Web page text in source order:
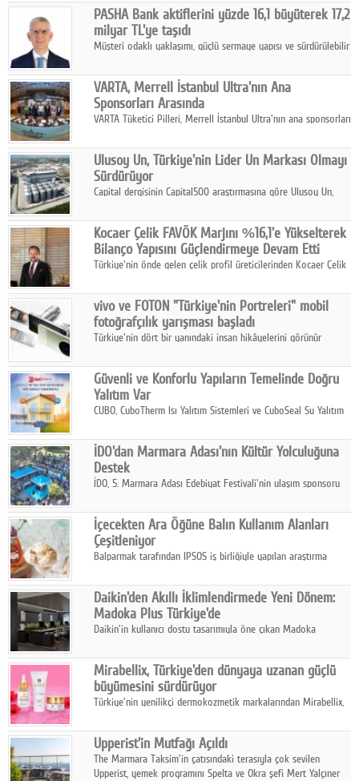
PASHA Bank aktiflerini yüzde 16,1 büyüterek 17,2
milyar TL'ye taşıdı
Müşteri odaklı yaklaşımı, güçlü sermaye yapısı ve sürdürülebilir
yılının ilk yarısında güçlü finansal performansını korudu.
VARTA, Merrell İstanbul Ultra'nın Ana
Sponsorları Arasında
VARTA Tüketici Pilleri, Merrell İstanbul Ultra'nın ana sponsorları
enerjisine güç katıyor.
Ulusoy Un, Türkiye'nin Lider Un Markası Olmayı
Sürdürüyor
Capital dergisinin Capital500 araştırmasına göre Ulusoy Un,
hasılatıyla Türkiye'nin en büyük 83. firması oldu.
Kocaer Çelik FAVÖK Marjını %16,1'e Yükselterek
Bilanço Yapısını Güçlendirmeye Devam Etti
Türkiye'nin önde gelen çelik profil üreticilerinden Kocaer Çelik
Çelik FAVÖK Marjını %16,1'e yükseltti.
vivo ve FOTON "Türkiye'nin Portreleri" mobil
fotoğrafçılık yarışması başladı
Türkiye'nin dört bir yanındaki insan hikâyelerini görünür
insanını, kültürünü ve yaşamını portre fotoğraflarıyla
anlatmaya davet ediyor.
Güvenli ve Konforlu Yapıların Temelinde Doğru
Yalıtım Var
CUBO, CuboTherm Isı Yalıtım Sistemleri ve CuboSeal Su Yalıtım
ve sürdürülebilir çözümler sunuyor.
İDO'dan Marmara Adası'nın Kültür Yolculuğuna
Destek
İDO, 5. Marmara Adası Edebiyat Festivali'nin ulaşım sponsoru
ettiriyor.
İçecekten Ara Öğüne Balın Kullanım Alanları
Çeşitleniyor
Balparmak tarafından IPSOS iş birliğiyle yapılan araştırma
ıhlamur gibi içeceklerde tercih ettiğini ortaya koyuyor.
Daikin'den Akıllı İklimlendirmede Yeni Dönem:
Madoka Plus Türkiye'de
Daikin'in kullanıcı dostu tasarımıyla öne çıkan Madoka
kontrol ünitesi Madoka Plus Türkiye'de satışa sunuldu.
Mirabellix, Türkiye'den dünyaya uzanan güçlü
büyümesini sürdürüyor
Türkiye'nin yenilikçi dermokozmetik markalarından Mirabellix,
ürünleriyle hem yurt içinde hem de uluslararası pazarlarda
büyümesini sürdürüyor.
Upperist'in Mutfağı Açıldı
The Marmara Taksim'in çatısındaki terasıyla çok sevilen
Upperist, yemek programını Spelta ve Okra şefi Mert Yalçıner